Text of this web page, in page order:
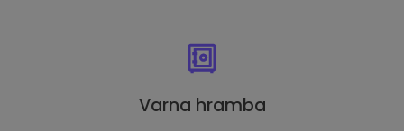
Varna hramba